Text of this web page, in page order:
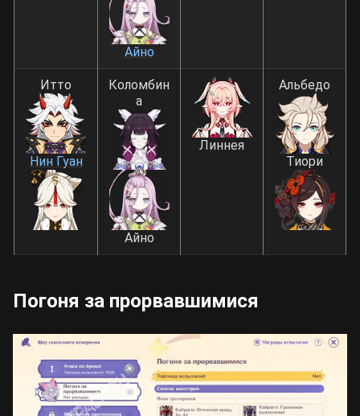
Айно
Итто
Нин Гуан
Коломбин
а
Айно
Линнея
Альбедо
Тиори
Погоня за прорвавшимися